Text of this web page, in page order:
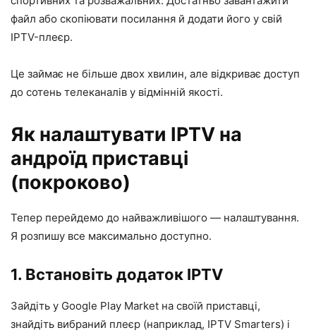
файл або скопіювати посилання й додати його у свій
IPTV-плеєр.
Це займає не більше двох хвилин, але відкриває доступ
до сотень телеканалів у відмінній якості.
Як налаштувати IPTV на
андроїд приставці
(покроково)
Тепер перейдемо до найважливішого — налаштування.
Я розпишу все максимально доступно.
1. Встановіть додаток IPTV
Зайдіть у Google Play Market на своїй приставці,
знайдіть вибраний плеєр (наприклад, IPTV Smarters) і